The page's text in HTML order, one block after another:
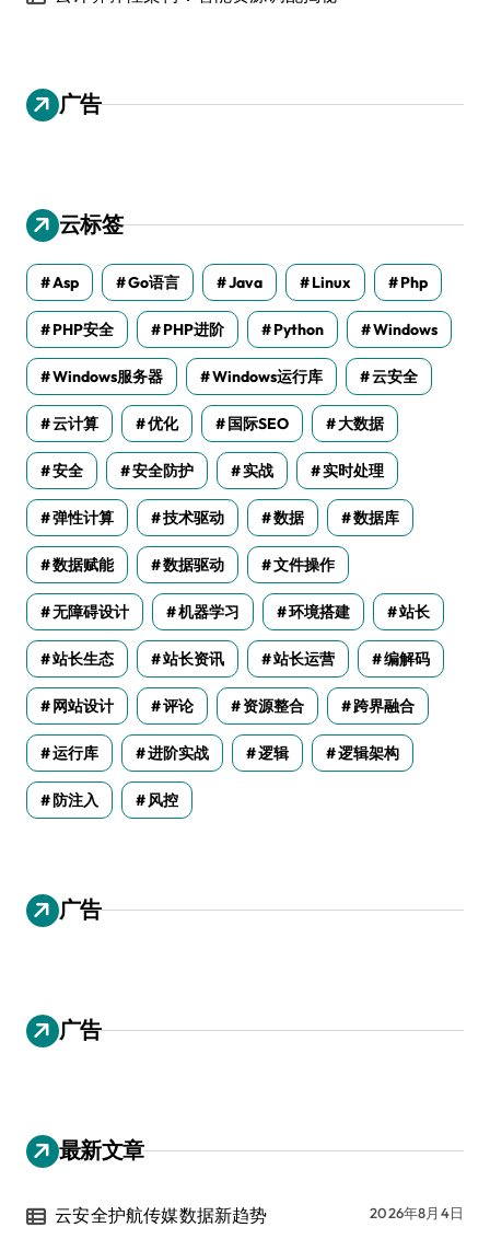
广告
云标签
Asp Go语言 Java Linux Php
PHP安全 PHP进阶 Python Windows
Windows服务器 Windows运行库 云安全
云计算 优化 国际SEO 大数据
安全 安全防护 实战 实时处理
弹性计算 技术驱动 数据 数据库
数据赋能 数据驱动 文件操作
无障碍设计 机器学习 环境搭建 站长
站长生态 站长资讯 站长运营 编解码
网站设计 评论 资源整合 跨界融合
运行库 进阶实战 逻辑 逻辑架构
防注入 风控
广告
广告
最新文章
云安全护航传媒数据新趋势 2026年8月4日